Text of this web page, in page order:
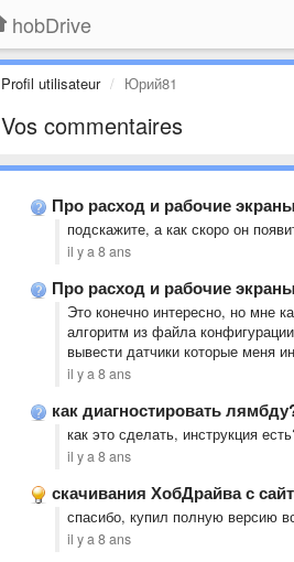
hobDrive
Profil utilisateur Юрий81
Vos commentaires
Про расход и рабочие экраны
подскажите, а как скоро он
il y a 8 ans
Про расход и рабочие экраны
Это конечно интересно, но мне
алгоритм из файла
вывести датчики которые меня
il y a 8 ans
как диагностировать
как это сделать, инструкция
il y a 8 ans
скачивания ХобДрайва с
спасибо, купил полную версию
il y a 8 ans